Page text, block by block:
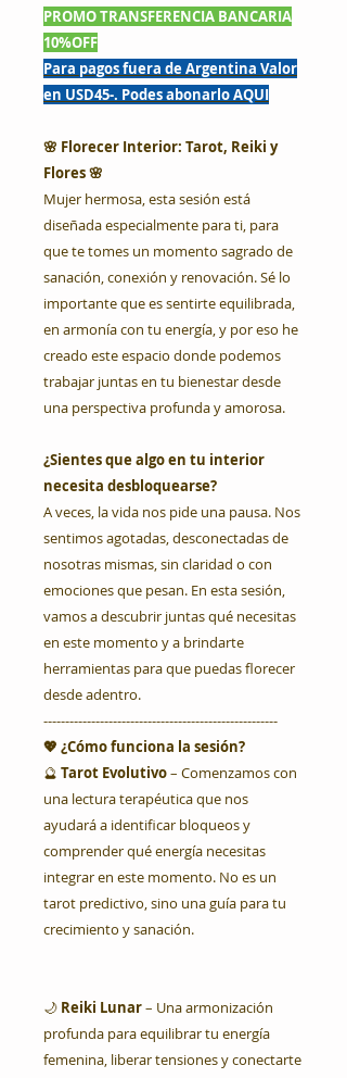
PROMO TRANSFERENCIA BANCARIA
10%OFF
Para pagos fuera de Argentina Valor
en USD45-. Podes abonarlo AQUI
🌸 Florecer Interior: Tarot, Reiki y
Flores 🌸
Mujer hermosa, esta sesión está
diseñada especialmente para ti, para
que te tomes un momento sagrado de
sanación, conexión y renovación. Sé lo
importante que es sentirte equilibrada,
en armonía con tu energía, y por eso he
creado este espacio donde podemos
trabajar juntas en tu bienestar desde
una perspectiva profunda y amorosa.
¿Sientes que algo en tu interior
necesita desbloquearse?
A veces, la vida nos pide una pausa. Nos
sentimos agotadas, desconectadas de
nosotras mismas, sin claridad o con
emociones que pesan. En esta sesión,
vamos a descubrir juntas qué necesitas
en este momento y a brindarte
herramientas para que puedas florecer
desde adentro.
------------------------------------------------------
💖 ¿Cómo funciona la sesión?
🔮 Tarot Evolutivo– Comenzamos con
una lectura terapéutica que nos
ayudará a identificar bloqueos y
comprender qué energía necesitas
integrar en este momento. No es un
tarot predictivo, sino una guía para tu
crecimiento y sanación.
🌙 Reiki Lunar– Una armonización
profunda para equilibrar tu energía
femenina, liberar tensiones y conectarte